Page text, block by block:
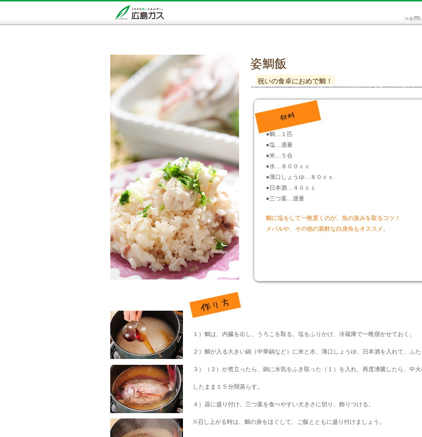
≫お問
姿鯛飯
祝いの食卓におめで鯛！
●鯛…１匹
●塩…適量
●米…５合
●水…８００ｃｃ
●薄口しょうゆ…８０ｃｃ
●日本酒…４０ｃｃ
●三つ葉…適量
鯛に塩をして一晩置くのが、魚の臭みを取るコツ！
メバルや、その他の新鮮な白身魚もオススメ。
１）鯛は、内臓を出し、うろこを取る。塩をふりかけ、冷蔵庫で一晩寝かせておく。
２）鯛が入る大きい鍋（中華鍋など）に米と水、薄口しょうゆ、日本酒を入れて、ふた
３）（２）が煮立ったら、鍋に水気をふき取った（１）を入れ、再度沸騰したら、中
したまま１５分間蒸らす。
４）器に盛り付け、三つ葉を食べやすい大きさに切り、飾りつける。
※召し上がる時は、鯛の身をほぐして、ご飯とともに盛り付けましょう。